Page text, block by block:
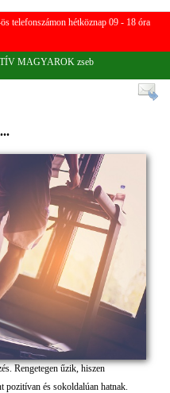
telefonszámon hétköznap 09 - 18 óra
MAGYAROK zseb
Rengetegen űzik, hiszen
pozitívan és sokoldalúan hatnak.